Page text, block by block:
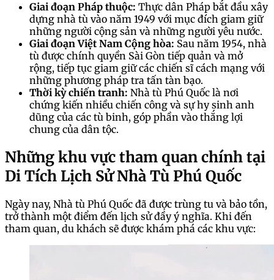
Giai đoạn Pháp thuộc: Thực dân Pháp bắt đầu xây
dựng nhà tù vào năm 1949 với mục đích giam giữ
những người cộng sản và những người yêu nước.
Giai đoạn Việt Nam Cộng hòa: Sau năm 1954, nhà
tù được chính quyền Sài Gòn tiếp quản và mở
rộng, tiếp tục giam giữ các chiến sĩ cách mạng với
những phương pháp tra tấn tàn bạo.
Thời kỳ chiến tranh: Nhà tù Phú Quốc là nơi
chứng kiến nhiều chiến công và sự hy sinh anh
dũng của các tù binh, góp phần vào thắng lợi
chung của dân tộc.
Những khu vực tham quan chính tại
Di Tích Lịch Sử Nhà Tù Phú Quốc
Ngày nay, Nhà tù Phú Quốc đã được trùng tu và bảo tồn,
trở thành một điểm đến lịch sử đầy ý nghĩa. Khi đến
tham quan, du khách sẽ được khám phá các khu vực: